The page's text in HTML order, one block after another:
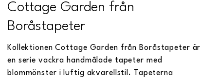
Cottage Garden från
Boråstapeter
Kollektionen Cottage Garden från Boråstapeter är
en serie vackra handmålade tapeter med
blommönster i luftig akvarellstil. Tapeterna